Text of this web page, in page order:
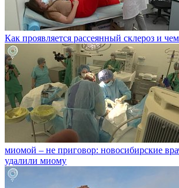
Как проявляется рассеянный склероз и
миомой – не приговор: новосибирские
удалили миому